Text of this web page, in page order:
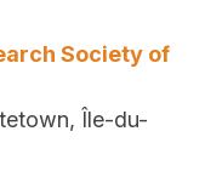
Society of
Île-du-